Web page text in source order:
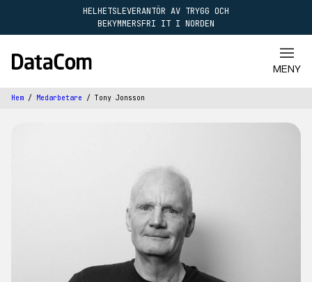
HELHETSLEVERANTÖR AV TRYGG OCH
BEKYMMERSFRI IT I NORDEN
MENY
STÄNG
Rådgivning & regelverk
Hem / Medarbetare / Tony Jonsson